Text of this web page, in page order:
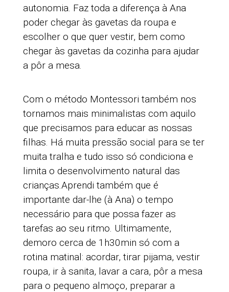
autonomia. Faz toda a diferença à Ana
poder chegar às gavetas da roupa e
escolher o que quer vestir, bem como
chegar às gavetas da cozinha para ajudar
a pôr a mesa.
Com o método Montessori também nos
tornamos mais minimalistas com aquilo
que precisamos para educar as nossas
filhas. Há muita pressão social para se ter
muita tralha e tudo isso só condiciona e
limita o desenvolvimento natural das
crianças.Aprendi também que é
importante dar-lhe (à Ana) o tempo
necessário para que possa fazer as
tarefas ao seu ritmo. Ultimamente,
demoro cerca de 1h30min só com a
rotina matinal: acordar, tirar pijama, vestir
roupa, ir à sanita, lavar a cara, pôr a mesa
para o pequeno almoço, preparar a